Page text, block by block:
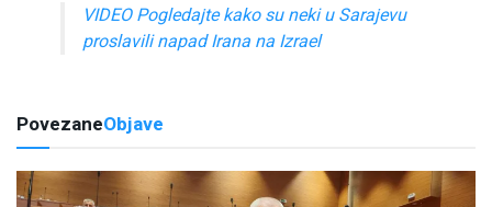
VIDEO Pogledajte kako su neki u Sarajevu
proslavili napad Irana na Izrael
PovezaneObjave